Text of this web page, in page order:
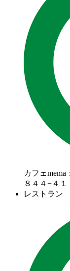
カフェmema
８４４−４１
レストラン